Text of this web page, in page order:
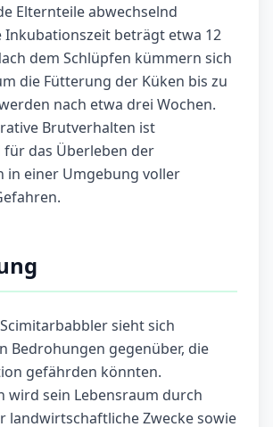
Elternteile abwechselnd
Inkubationszeit beträgt etwa 12
dem Schlüpfen kümmern sich
die Fütterung der Küken bis zu
nach etwa drei Wochen.
Brutverhalten ist
für das Überleben der
in einer Umgebung voller
sieht sich
Bedrohungen gegenüber, die
gefährden könnten.
wird sein Lebensraum durch
landwirtschaftliche Zwecke sowie